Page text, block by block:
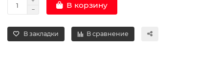
В корзину
В закладки В сравнение